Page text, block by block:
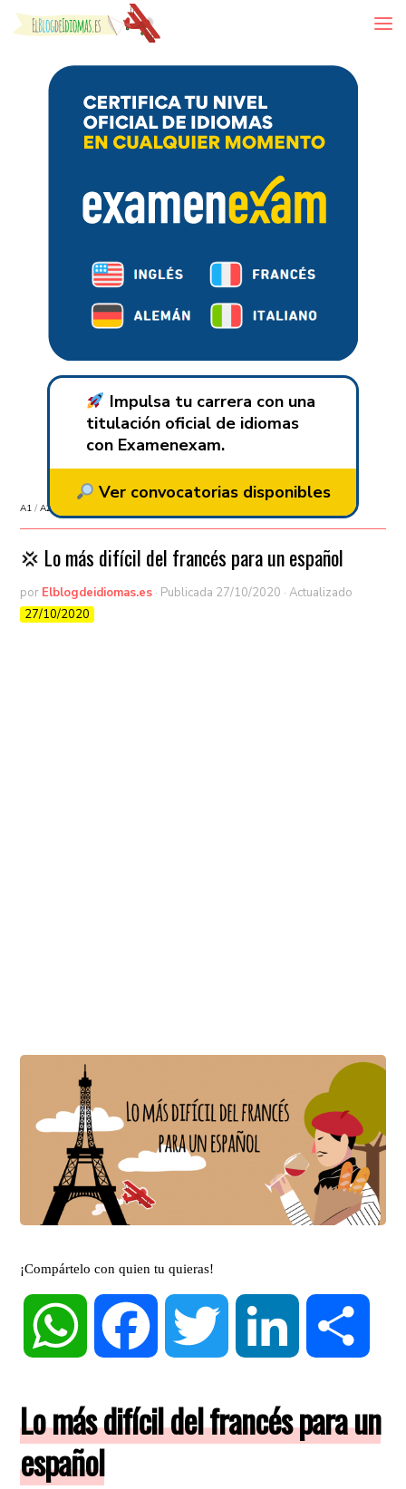
Skip to content
Impulsa tu carrera con una
titulación oficial de idiomas
con Examenexam.
Ver convocatorias disponibles
A1 / A2
💢 Lo más difícil del francés para un español
por Elblogdeidiomas.es · Publicada 27/10/2020 · Actualizado
27/10/2020
¡Compártelo con quien tu quieras!
WhatsApp Facebook Twitter LinkedIn
Lo más difícil del francés para un
español